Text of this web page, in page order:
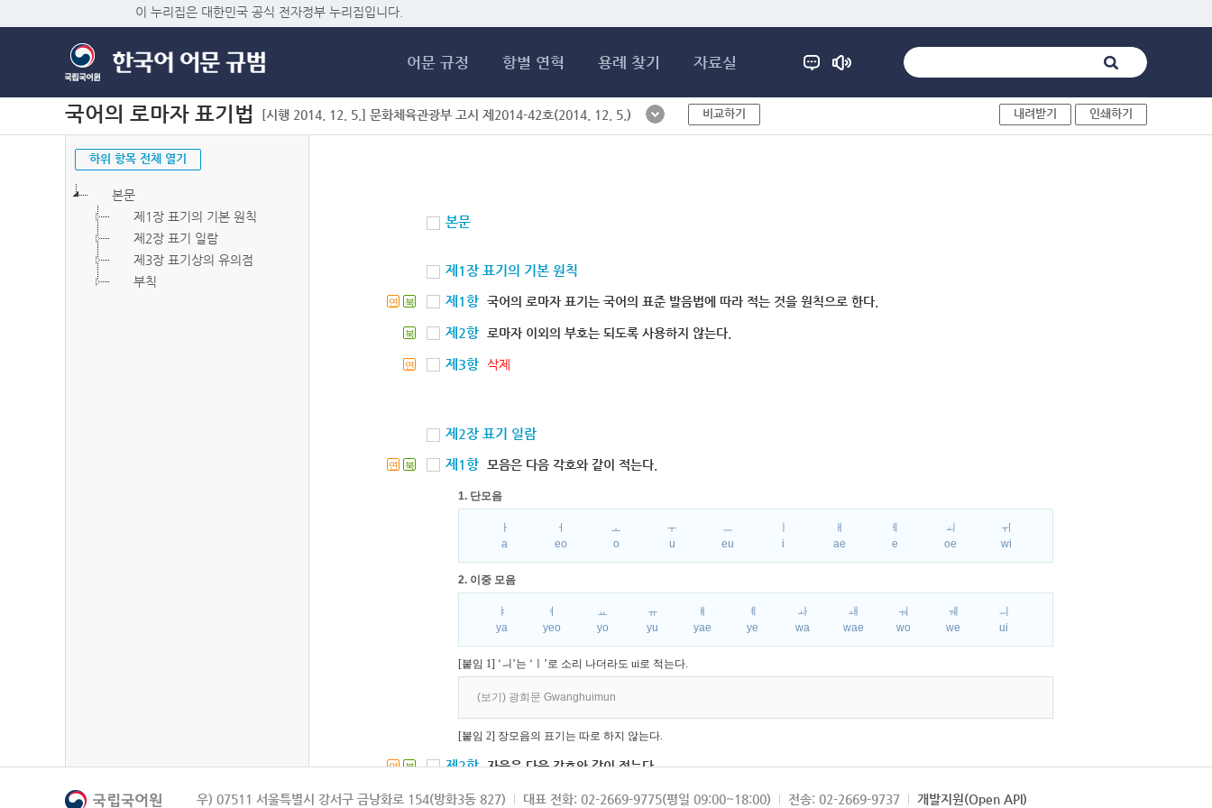
이 누리집은 대한민국 공식 전자정부 누리집입니다.
어문 규정 항별 연혁 용례 찾기 자료실
국어의 로마자 표기법 [시행 2014. 12. 5.] 문화체육관광부 고시 제2014-42호(2014. 12. 5.) 비교하기 내려받기 인쇄하기
하위 항목 전체 열기
본문
제1장 표기의 기본 원칙
제2장 표기 일람
제3장 표기상의 유의점
부칙
본문
제1장 표기의 기본 원칙
연 북 제1항 국어의 로마자 표기는 국어의 표준 발음법에 따라 적는 것을 원칙으로 한다.
북 제2항 로마자 이외의 부호는 되도록 사용하지 않는다.
연 제3항 삭제
제2장 표기 일람
연 북 제1항 모음은 다음 각호와 같이 적는다.
1. 단모음
ㅏ
a
ㅓ
eo
ㅗ
o
ㅜ
u
ㅡ
eu
i
ㅐ
ae
ㅔ
e
ㅚ
oe
ㅟ
wi
2. 이중 모음
ㅑ
ya
ㅕ
yeo
ㅛ
yo
ㅠ
yu
ㅒ
yae
ㅖ
ye
ㅘ
wa
ㅙ
wae
ㅝ
wo
ㅞ
we
ㅢ
ui
[붙임 1] ‘ㅢ’는 ‘ㅣ’로 소리 나더라도 ui로 적는다.
(보기) 광희문 Gwanghuimun
[붙임 2] 장모음의 표기는 따로 하지 않는다.
연 북 제2항 자음은 다음 각호와 같이 적는다.
1. 파열음
우) 07511 서울특별시 강서구 금낭화로 154(방화3동 827) 대표 전화: 02-2669-9775(평일 09:00~18:00) 전송: 02-2669-9737 개발지원(Open API)